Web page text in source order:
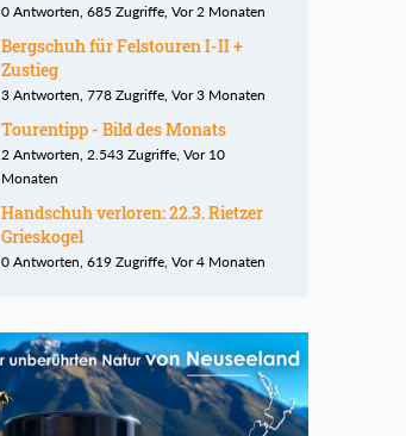
0 Antworten, 685 Zugriffe, Vor 2 Monaten
Bergschuh für Felstouren I-II +
Zustieg
3 Antworten, 778 Zugriffe, Vor 3 Monaten
Tourentipp - Bild des Monats
2 Antworten, 2.543 Zugriffe, Vor 10
Monaten
Handschuh verloren: 22.3. Rietzer
Grieskogel
0 Antworten, 619 Zugriffe, Vor 4 Monaten